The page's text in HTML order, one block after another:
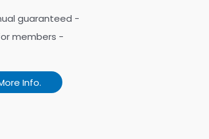
guaranteed -
members -
Info.